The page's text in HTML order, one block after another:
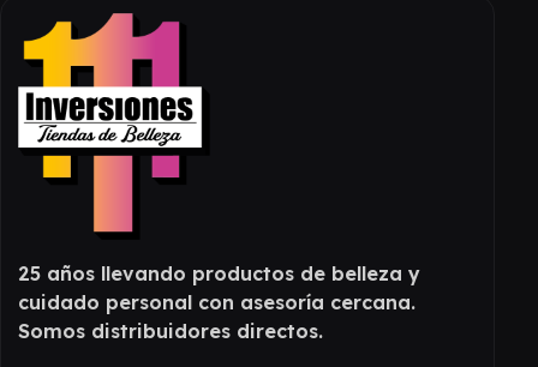
25 años llevando productos de belleza y
cuidado personal con asesoría cercana.
Somos distribuidores directos.